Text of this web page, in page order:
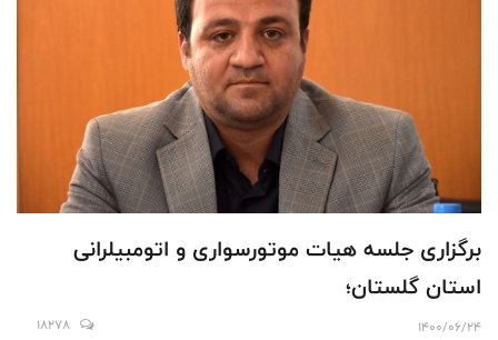
برگزاری جلسه هیات موتورسواری و اتومبیلرانی
استان گلستان؛
1400/06/24
18278